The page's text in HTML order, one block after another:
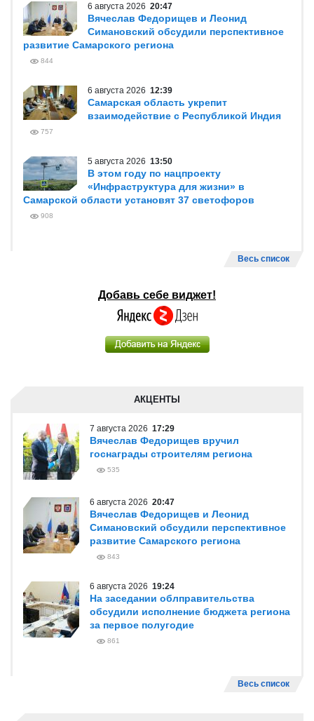
6 августа 2026 20:47
Вячеслав Федорищев и Леонид
Симановский обсудили перспективное
развитие Самарского региона
844
6 августа 2026 12:39
Самарская область укрепит
взаимодействие с Республикой Индия
757
5 августа 2026 13:50
В этом году по нацпроекту
«Инфраструктура для жизни» в
Самарской области установят 37 светофоров
908
Весь список
Добавь себе виджет!
АКЦЕНТЫ
7 августа 2026 17:29
Вячеслав Федорищев вручил
госнаграды строителям региона
535
6 августа 2026 20:47
Вячеслав Федорищев и Леонид
Симановский обсудили перспективное
развитие Самарского региона
843
6 августа 2026 19:24
На заседании облправительства
обсудили исполнение бюджета региона
за первое полугодие
861
Весь список